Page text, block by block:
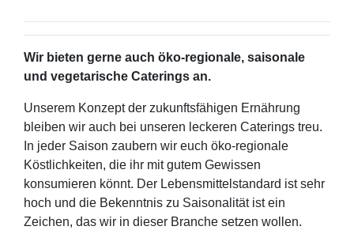
Wir bieten gerne auch öko-regionale, saisonale
und vegetarische Caterings an.
Unserem Konzept der zukunftsfähigen Ernährung
bleiben wir auch bei unseren leckeren Caterings treu.
In jeder Saison zaubern wir euch öko-regionale
Köstlichkeiten, die ihr mit gutem Gewissen
konsumieren könnt. Der Lebensmittelstandard ist sehr
hoch und die Bekenntnis zu Saisonalität ist ein
Zeichen, das wir in dieser Branche setzen wollen.